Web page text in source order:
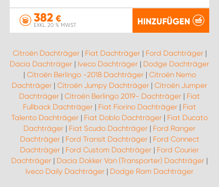
382 €
EXKL. 20 % MWST. HINZUFÜGEN
Citroën Dachträger| Fiat Dachträger| Ford Dachträger|
Dacia Dachträger | Iveco Dachträger | Dodge Dachträger
| Citroën Berlingo -2018 Dachträger| Citroën Nemo
Dachträger | Citroën Jumpy Dachträger | Citroën Jumper
Dachträger | Citroën Berlingo 2019- Dachträger | Fiat
Fullback Dachträger | Fiat Fiorino Dachträger | Fiat
Talento Dachträger | Fiat Doblo Dachträger | Fiat Ducato
Dachträger | Fiat Scudo Dachträger | Ford Ranger
Dachträger| Ford Transit Dachträger| Ford Connect
Dachträger | Ford Custom Dachträger | Ford Courier
Dachträger | Dacia Dokker Van (Transporter) Dachträger |
Iveco Daily Dachträger | Dodge Ram Dachträger